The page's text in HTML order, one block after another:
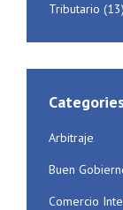
Tributario (13)
Arbitraje
Buen
Comercio